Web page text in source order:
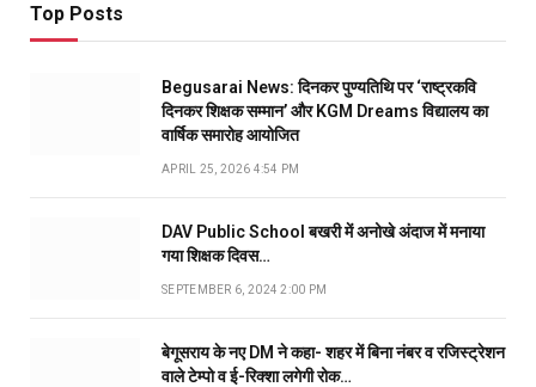
Top Posts
Begusarai News: दिनकर पुण्यतिथि पर ‘राष्ट्रकवि
दिनकर शिक्षक सम्मान’ और KGM Dreams विद्यालय का
वार्षिक समारोह आयोजित
APRIL 25, 2026 4:54 PM
DAV Public School बखरी में अनोखे अंदाज में मनाया
गया शिक्षक दिवस…
SEPTEMBER 6, 2024 2:00 PM
बेगूसराय के नए DM ने कहा- शहर में बिना नंबर व रजिस्ट्रेशन
वाले टेम्पो व ई-रिक्शा लगेगी रोक…